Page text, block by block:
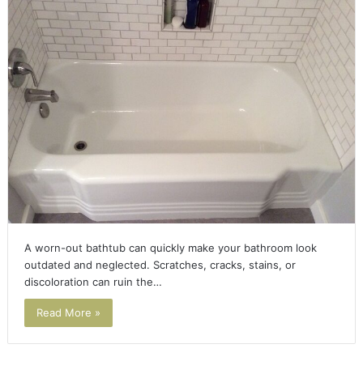
A worn-out bathtub can quickly make your bathroom look
outdated and neglected. Scratches, cracks, stains, or
discoloration can ruin the…
Read More »